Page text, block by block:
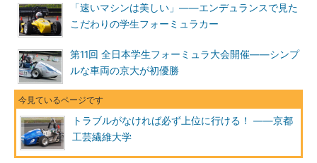
「速いマシンは美しい」――エンデュランスで見た
こだわりの学生フォーミュラカー
第11回 全日本学生フォーミュラ大会開催――シンプ
ルな車両の京大が初優勝
トラブルがなければ必ず上位に行ける！ ――京都
工芸繊維大学